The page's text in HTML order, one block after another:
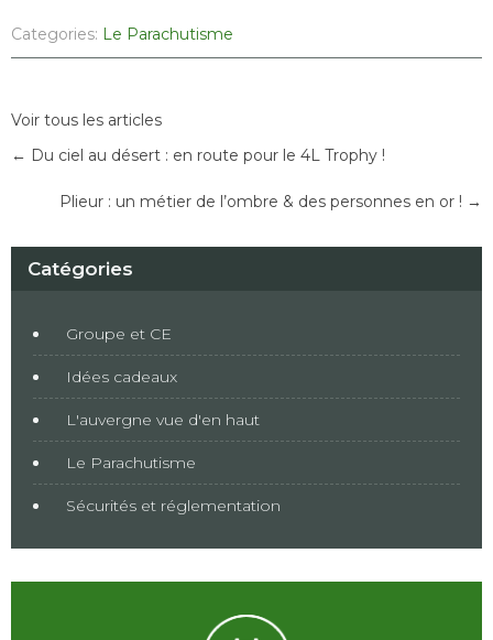
Categories: Le Parachutisme
Post
Voir tous les articles
← Du ciel au désert : en route pour le 4L Trophy !
Plieur : un métier de l’ombre & des personnes en or ! →
Catégories
Groupe et CE
Idées cadeaux
L'auvergne vue d'en haut
Le Parachutisme
Sécurités et réglementation